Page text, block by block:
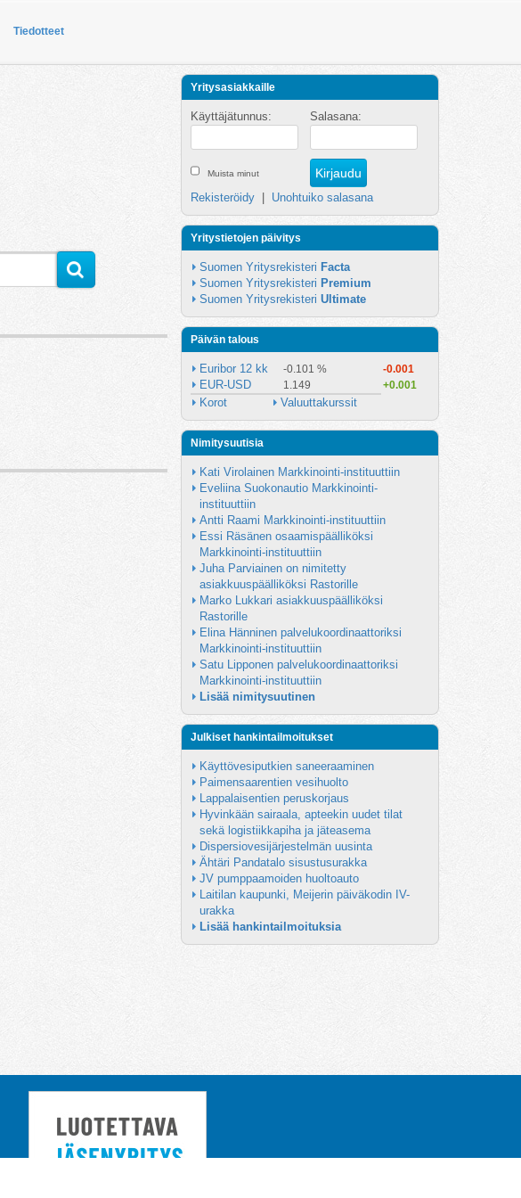
Tiedotteet
Yritysasiakkaille
Käyttäjätunnus: Salasana:
Muista minut
Rekisteröidy Unohtuiko salasana
Yritystietojen päivitys
Suomen Yritysrekisteri Facta
Suomen Yritysrekisteri Premium
Suomen Yritysrekisteri Ultimate
Päivän talous
Euribor 12 kk -0.101 % -0.001
EUR-USD 1.149 +0.001
Korot Valuuttakurssit
Nimitysuutisia
Kati Virolainen Markkinointi-instituuttiin
Eveliina Suokonautio Markkinointi-
instituuttiin
Antti Raami Markkinointi-instituuttiin
Essi Räsänen osaamispäälliköksi
Markkinointi-instituuttiin
Juha Parviainen on nimitetty
asiakkuuspäälliköksi Rastorille
Marko Lukkari asiakkuuspäälliköksi
Rastorille
Elina Hänninen palvelukoordinaattoriksi
Markkinointi-instituuttiin
Satu Lipponen palvelukoordinaattoriksi
Markkinointi-instituuttiin
Lisää nimitysuutinen
Julkiset hankintailmoitukset
Käyttövesiputkien saneeraaminen
Paimensaarentien vesihuolto
Lappalaisentien peruskorjaus
Hyvinkään sairaala, apteekin uudet tilat
sekä logistiikkapiha ja jäteasema
Dispersiovesijärjestelmän uusinta
Ähtäri Pandatalo sisustusurakka
JV pumppaamoiden huoltoauto
Laitilan kaupunki, Meijerin päiväkodin IV-
urakka
Lisää hankintailmoituksia